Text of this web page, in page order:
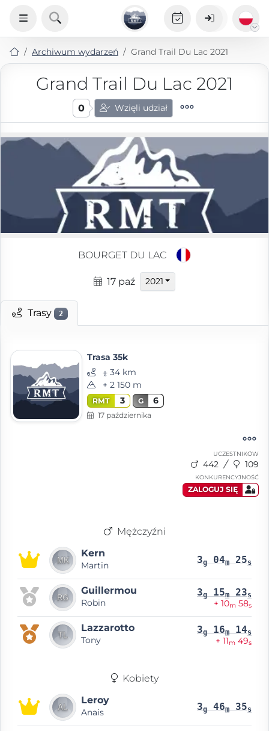
Archiwum wydarzeń Grand Trail Du Lac 2021
Grand Trail Du Lac 2021
0 Wzięli udział
BOURGET DU LAC
17 paź 2021
Trasy 2
Trasa 35k
⨦ 34 km
+ 2 150 m
RMT 3 G 6
17 października
UCZESTNIKÓW
442 109
KONKURENCYJNOŚĆ
ZALOGUJ SIĘ
Mężczyźni
Kern
Martin 3g 04m 25s
Guillermou
Robin
3g 15m 23s
+ 10m 58s
Lazzarotto
Tony
3g 16m 14s
+ 11m 49s
Kobiety
Leroy
Anais 3g 46m 35s